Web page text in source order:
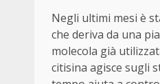
Negli ultimi mesi è
che deriva da una
molecola già
citisina agisce sugli